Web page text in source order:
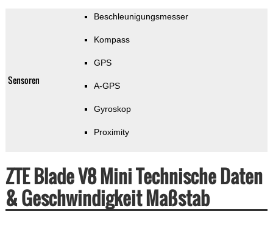
Sensoren
Beschleunigungsmesser
Kompass
GPS
A-GPS
Gyroskop
Proximity
ZTE Blade V8 Mini Technische Daten
& Geschwindigkeit Maßstab